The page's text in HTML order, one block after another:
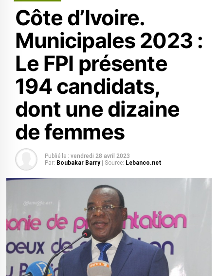
Côte d’Ivoire.
Municipales 2023 :
Le FPI présente
194 candidats,
dont une dizaine
de femmes
Publié le : vendredi 28 avril 2023
Par: Boubakar Barry | Source: Lebanco.net